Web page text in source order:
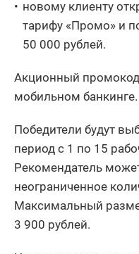
новому клиенту
тарифу «Промо» и
50 000 рублей.
Акционный
мобильном банкинге.
Победители будут
период с 1 по 15
Рекомендатель
неограниченное
Максимальный
3 900 рублей.